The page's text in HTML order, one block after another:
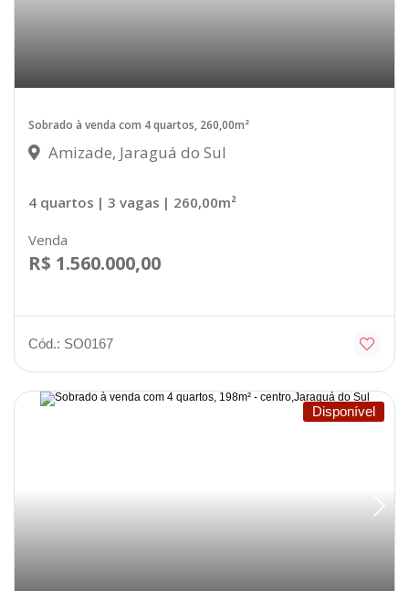
Sobrado à venda com 4 quartos, 260,00m²
Amizade, Jaraguá do Sul
4 quartos | 3 vagas | 260,00m²
Venda
R$ 1.560.000,00
Cód.: SO0167
Disponível